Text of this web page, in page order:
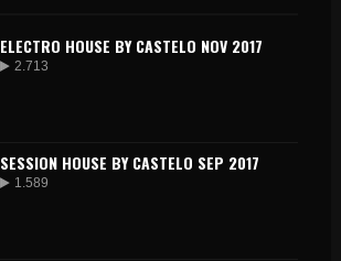
ELECTRO HOUSE BY CASTELO NOV 2017
2.713
SESSION HOUSE BY CASTELO SEP 2017
1.589